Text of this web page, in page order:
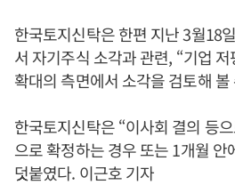
한국토지신탁은 한편 지난 3월18
서 자기주식 소각과 관련, “기업
확대의 측면에서 소각을 검토해
한국토지신탁은 “이사회 결의 등
으로 확정하는 경우 또는 1개월 안
덧붙였다. 이근호 기자